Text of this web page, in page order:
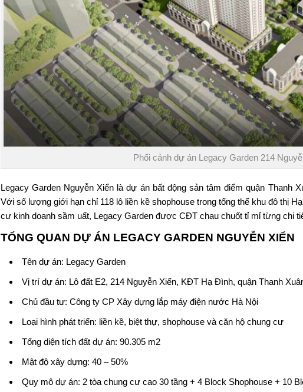
Phối cảnh dự án Legacy Garden 214
Legacy Garden Nguyễn Xiển là dự án bất động sản tâm điểm quận Thanh
Với số lượng giới hạn chỉ 118 lô liền kề shophouse trong tổng thể khu đô thị
cư kinh doanh sầm uất, Legacy Garden được CĐT chau chuốt tỉ mỉ từng chi
TỔNG QUAN DỰ ÁN LEGACY GARDEN NGUYỄN XIỂN
Tên dự án: Legacy Garden
Vị trí dự án: Lô đất E2, 214 Nguyễn Xiển, KĐT Hạ Đình, quận Thanh
Chủ đầu tư: Công ty CP Xây dựng lắp máy điện nước Hà Nội
Loại hình phát triển: liền kề, biệt thự, shophouse và căn hộ chung cư
Tổng diện tích đất dự án: 90.305 m2
Mật độ xây dựng: 40 – 50%
Quy mô dự án: 2 tòa chung cư cao 30 tầng + 4 Block Shophouse + 10